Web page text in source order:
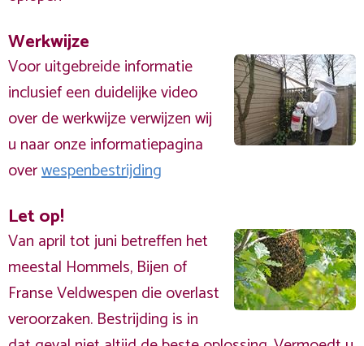
Werkwijze
Voor uitgebreide informatie
inclusief een duidelijke video
over de werkwijze verwijzen wij
u naar onze informatiepagina
overwespenbestrijding
Let op!
Van april tot juni betreffen het
meestal Hommels, Bijen of
Franse Veldwespen die overlast
veroorzaken. Bestrijding is in